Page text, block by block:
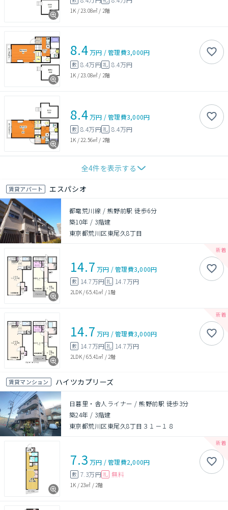
1K / 23.08㎡ / 2階
8.4万円 /管理費3,000円
敷 8.4万円礼 8.4万円
1K / 23.08㎡ / 2階
8.4万円 /管理費3,000円
敷 8.4万円礼 8.4万円
1K / 22.56㎡ / 2階
全4件を表示する
賃貸アパート エスパシオ
都電荒川線 / 熊野前駅 徒歩6分
築10年 / 3階建
東京都荒川区東尾久8丁目
14.7 万円 /管理費3,000円
敷 14.7万円 礼 14.7万円
2LDK/65.41㎡ / 1階
14.7 万円 /管理費3,000円
敷 14.7万円 礼 14.7万円
2LDK/65.41㎡ / 2階
賃貸マンション ハイツカプリーズ
日暮里・舎人ライナー / 熊野前駅 徒歩3分
築24年 / 3階建
東京都荒川区東尾久8丁目３１－１８
7.3 万円 /管理費2,000円
敷 7.3万円 礼 無料
1K / 23㎡ / 2階